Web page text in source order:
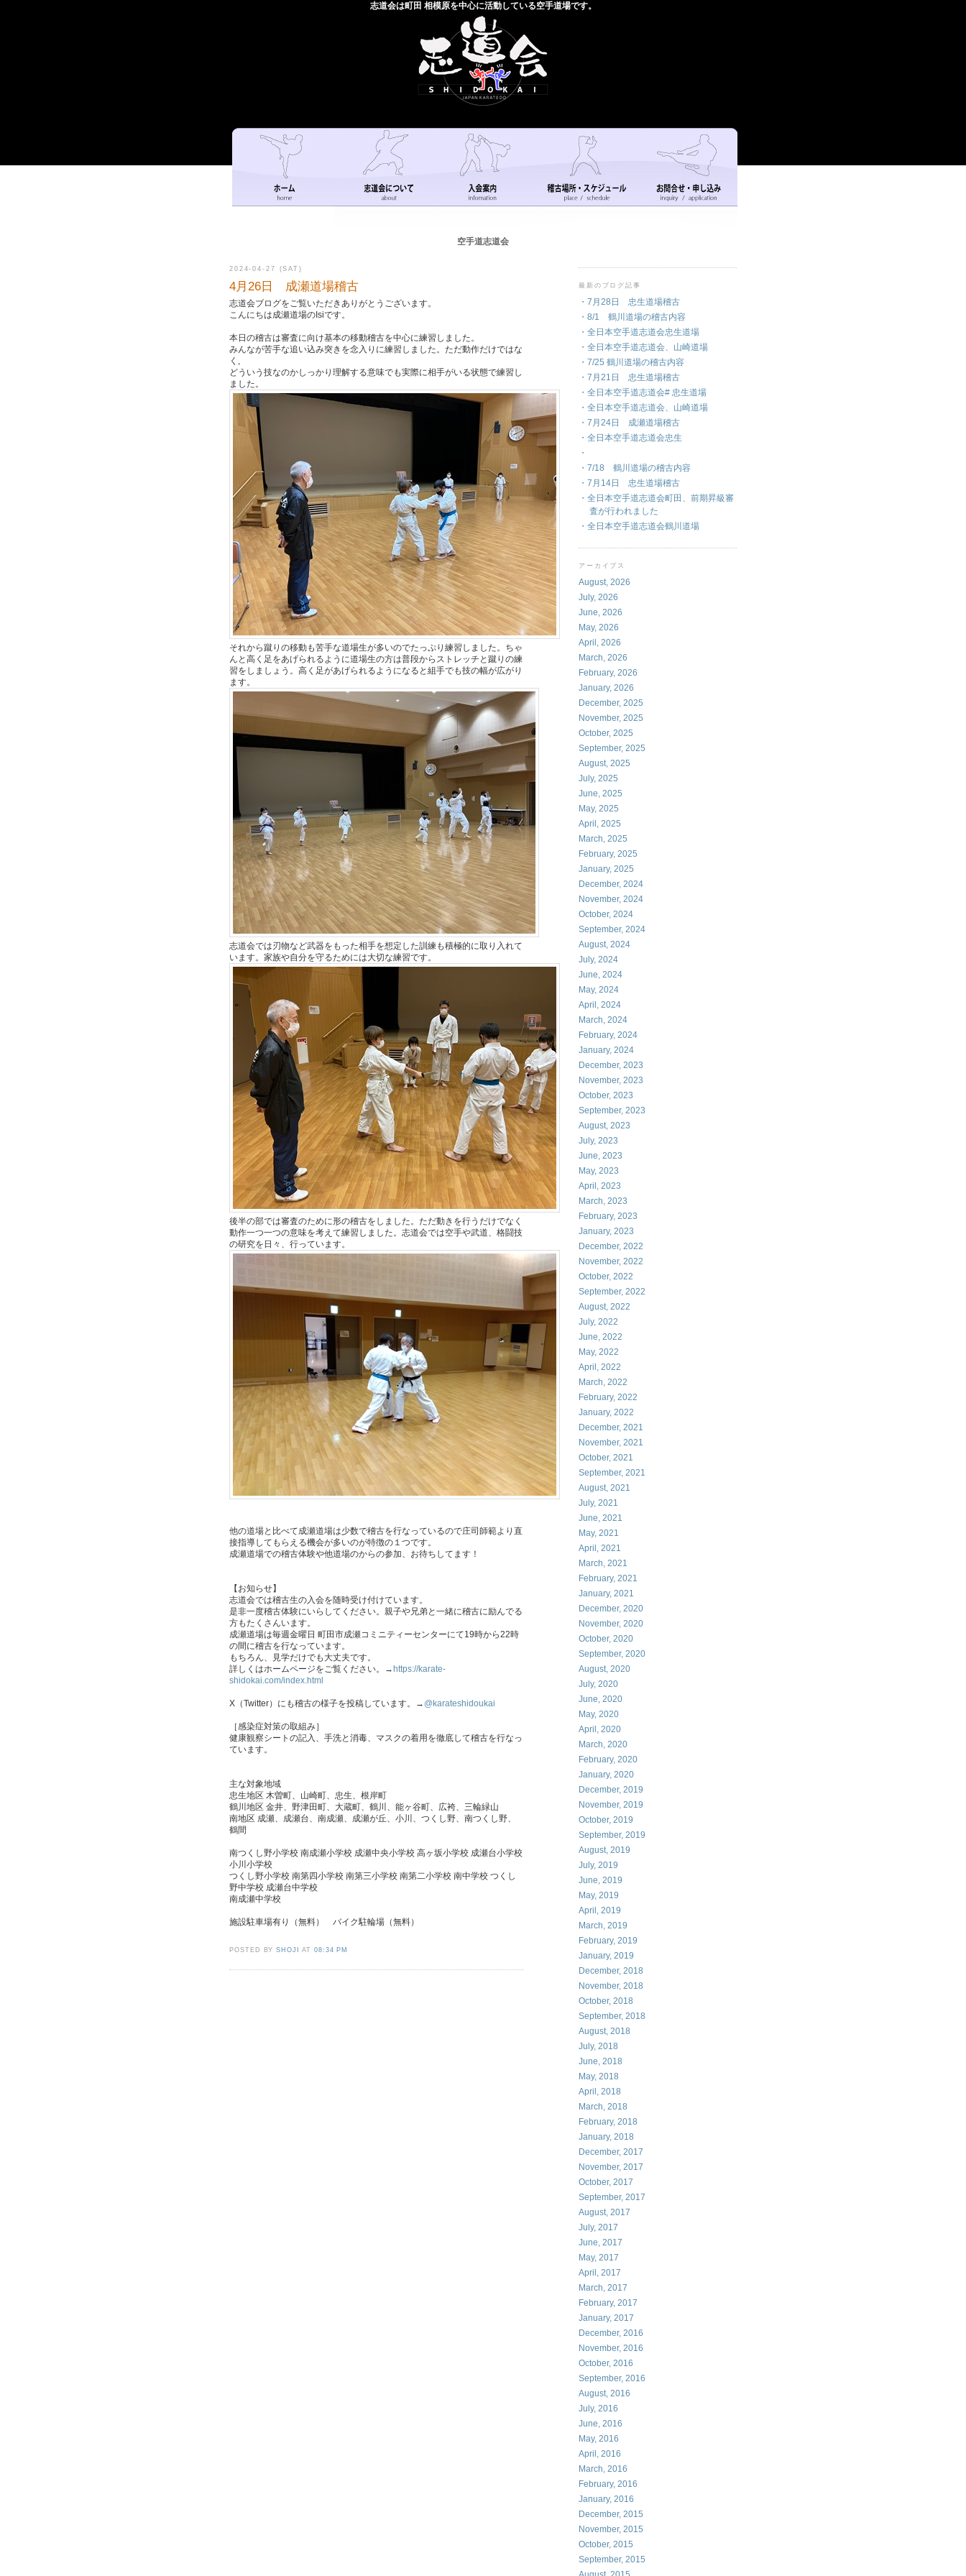
志道会は町田 相模原を中心に活動している空手道場です。
空手道志道会
2024-04-27 (SAT)
4月26日 成瀬道場稽古
志道会ブログをご覧いただきありがとうございます。
こんにちは成瀬道場のIsiです。
本日の稽古は審査に向け基本の移動稽古を中心に練習しました。
みんなが苦手な追い込み突きを念入りに練習しました。ただ動作だけではな
く,
どういう技なのかしっかり理解する意味でも実際に相手がいる状態で練習し
ました。
それから蹴りの移動も苦手な道場生が多いのでたっぷり練習しました。ちゃ
んと高く足をあげられるように道場生の方は普段からストレッチと蹴りの練
習をしましょう。高く足があげられるようになると組手でも技の幅が広がり
ます。
志道会では刃物など武器をもった相手を想定した訓練も積極的に取り入れて
います。家族や自分を守るためには大切な練習です。
後半の部では審査のために形の稽古をしました。ただ動きを行うだけでなく
動作一つ一つの意味を考えて練習しました。志道会では空手や武道、格闘技
の研究を日々、行っています。
他の道場と比べて成瀬道場は少数で稽古を行なっているので庄司師範より直
接指導してもらえる機会が多いのが特徴の１つです。
成瀬道場での稽古体験や他道場のからの参加、お待ちしてます！
【お知らせ】
志道会では稽古生の入会を随時受け付けています。
是非一度稽古体験にいらしてください。親子や兄弟と一緒に稽古に励んでる
方もたくさんいます。
成瀬道場は毎週金曜日 町田市成瀬コミニティーセンターにて19時から22時
の間に稽古を行なっています。
もちろん、見学だけでも大丈夫です。
詳しくはホームページをご覧ください。→ https://karate-
shidokai.com/index.html
X（Twitter）にも稽古の様子を投稿しています。→ @karateshidoukai
［感染症対策の取組み］
健康観察シートの記入、手洗と消毒、マスクの着用を徹底して稽古を行なっ
ています。
主な対象地域
忠生地区 木曽町、山崎町、忠生、根岸町
鶴川地区 金井、野津田町、大蔵町、鶴川、能ヶ谷町、広袴、三輪緑山
南地区 成瀬、成瀬台、南成瀬、成瀬が丘、小川、つくし野、南つくし野、
鶴間
南つくし野小学校 南成瀬小学校 成瀬中央小学校 高ヶ坂小学校 成瀬台小学校
小川小学校
つくし野小学校 南第四小学校 南第三小学校 南第二小学校 南中学校 つくし
野中学校 成瀬台中学校
南成瀬中学校
施設駐車場有り（無料） バイク駐輪場（無料）
POSTED BYSHOJI AT 08:34 PM
最新のブログ記事
・7月28日 忠生道場稽古
・8/1 鶴川道場の稽古内容
・全日本空手道志道会忠生道場
・全日本空手道志道会、山崎道場
・7/25 鶴川道場の稽古内容
・7月21日 忠生道場稽古
・全日本空手道志道会# 忠生道場
・全日本空手道志道会、山崎道場
・7月24日 成瀬道場稽古
・全日本空手道志道会忠生
・
・7/18 鶴川道場の稽古内容
・7月14日 忠生道場稽古
・全日本空手道志道会町田、前期昇級審
査が行われました
・全日本空手道志道会鶴川道場
アーカイブス
August, 2026
July, 2026
June, 2026
May, 2026
April, 2026
March, 2026
February, 2026
January, 2026
December, 2025
November, 2025
October, 2025
September, 2025
August, 2025
July, 2025
June, 2025
May, 2025
April, 2025
March, 2025
February, 2025
January, 2025
December, 2024
November, 2024
October, 2024
September, 2024
August, 2024
July, 2024
June, 2024
May, 2024
April, 2024
March, 2024
February, 2024
January, 2024
December, 2023
November, 2023
October, 2023
September, 2023
August, 2023
July, 2023
June, 2023
May, 2023
April, 2023
March, 2023
February, 2023
January, 2023
December, 2022
November, 2022
October, 2022
September, 2022
August, 2022
July, 2022
June, 2022
May, 2022
April, 2022
March, 2022
February, 2022
January, 2022
December, 2021
November, 2021
October, 2021
September, 2021
August, 2021
July, 2021
June, 2021
May, 2021
April, 2021
March, 2021
February, 2021
January, 2021
December, 2020
November, 2020
October, 2020
September, 2020
August, 2020
July, 2020
June, 2020
May, 2020
April, 2020
March, 2020
February, 2020
January, 2020
December, 2019
November, 2019
October, 2019
September, 2019
August, 2019
July, 2019
June, 2019
May, 2019
April, 2019
March, 2019
February, 2019
January, 2019
December, 2018
November, 2018
October, 2018
September, 2018
August, 2018
July, 2018
June, 2018
May, 2018
April, 2018
March, 2018
February, 2018
January, 2018
December, 2017
November, 2017
October, 2017
September, 2017
August, 2017
July, 2017
June, 2017
May, 2017
April, 2017
March, 2017
February, 2017
January, 2017
December, 2016
November, 2016
October, 2016
September, 2016
August, 2016
July, 2016
June, 2016
May, 2016
April, 2016
March, 2016
February, 2016
January, 2016
December, 2015
November, 2015
October, 2015
September, 2015